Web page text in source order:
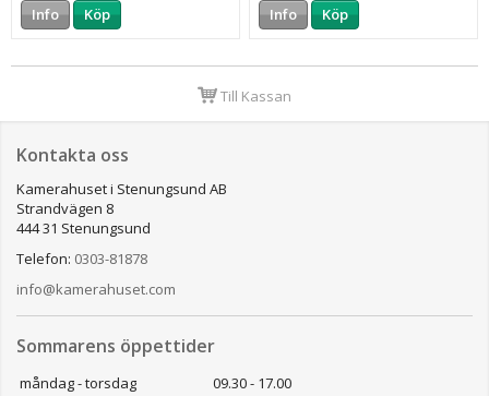
Info Köp Info Köp
Till Kassan
Kontakta oss
Kamerahuset i Stenungsund AB
Strandvägen 8
444 31 Stenungsund
Telefon: 0303-81878
info@kamerahuset.com
Sommarens öppettider
måndag - torsdag
09.30 - 17.00